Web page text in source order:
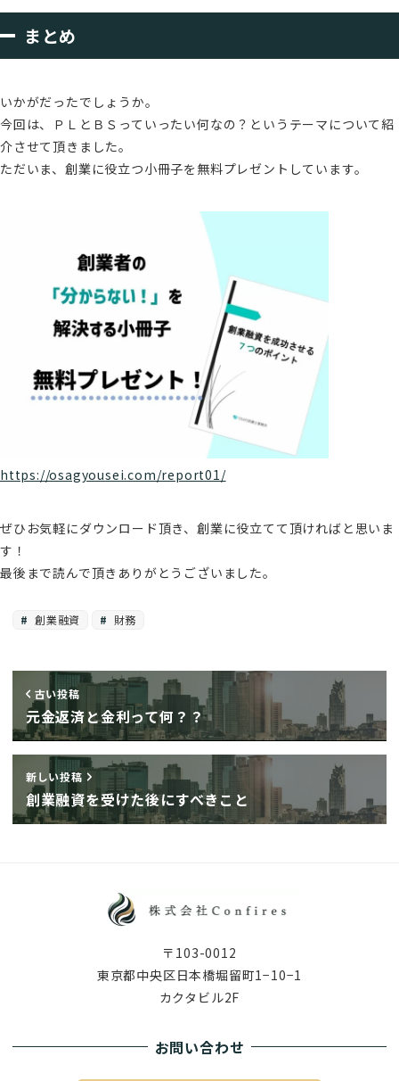
まとめ
いかがだったでしょうか。
今回は、ＰＬとＢＳっていったい何なの？というテーマについて紹
介させて頂きました。
ただいま、創業に役立つ小冊子を無料プレゼントしています。
https://osagyousei.com/report01/
ぜひお気軽にダウンロード頂き、創業に役立てて頂ければと思いま
す！
最後まで読んで頂きありがとうございました。
創業融資 財務
古い投稿
元金返済と金利って何？？
新しい投稿
創業融資を受けた後にすべきこと
〒103-0012
東京都中央区日本橋堀留町1−10−1
カクタビル2F
お問い合わせ